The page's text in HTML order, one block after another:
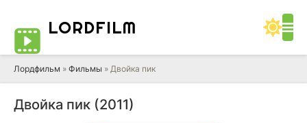
LORDFILM
Лордфильм » Фильмы » Двойка пик
Двойка пик (2011)